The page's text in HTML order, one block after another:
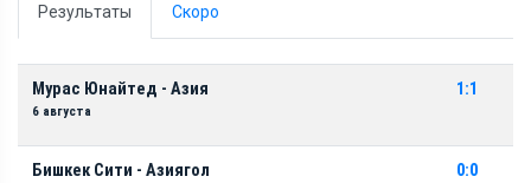
Результаты Скоро
Мурас Юнайтед - Азия
6 августа
1:1
Бишкек Сити - Азиягол 0:0